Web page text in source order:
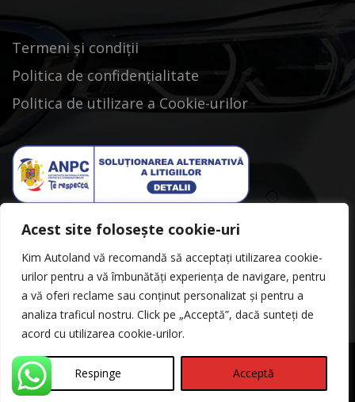
Acest site folosește cookie-uri
Kim Autoland vă recomandă să acceptați utilizarea cookie-
urilor pentru a vă îmbunătăți experiența de navigare, pentru
a vă oferi reclame sau conținut personalizat și pentru a
analiza traficul nostru. Click pe „Acceptă”, dacă sunteți de
acord cu utilizarea cookie-urilor.
Respinge Acceptă
Termeni și condiții
Politica de confidențialitate
Politica de utilizare a Cookie-urilor
©Copyright 2026
Kimautoland
Politica de Confidentialitate
Contact